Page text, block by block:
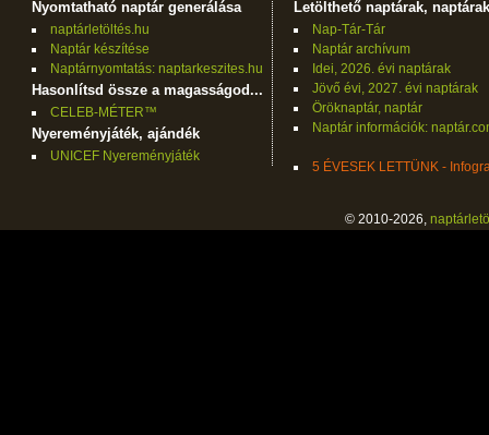
Nyomtatható naptár generálása
naptárletöltés.hu
Naptár készítése
Naptárnyomtatás: naptarkeszites.hu
Hasonlítsd össze a magasságod...
CELEB-MÉTER™
Nyereményjáték, ajándék
UNICEF Nyereményjáték
Letölthető naptárak, naptárak
Nap-Tár-Tár
Naptár archívum
Idei, 2026. évi naptárak
Jövő évi, 2027. évi naptárak
Öröknaptár, naptár
Naptár információk:
5 ÉVESEK LETTÜNK -
© 2010-2026,